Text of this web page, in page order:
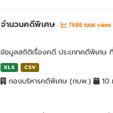
จำนวนคดีพิเศษ 7686 total views
ข้อมูลสถิติเรื่องคดี ประเภทคดีพิเศษ
XLS CSV
กองบริหารคดีพิเศษ (กบพ.) 10